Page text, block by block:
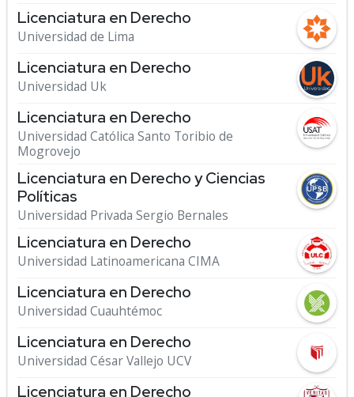
Licenciatura en Derecho
Universidad de Lima
Licenciatura en Derecho
Universidad Uk
Licenciatura en Derecho
Universidad Católica Santo Toribio de
Mogrovejo
Licenciatura en Derecho y Ciencias
Políticas
Universidad Privada Sergio Bernales
Licenciatura en Derecho
Universidad Latinoamericana CIMA
Licenciatura en Derecho
Universidad Cuauhtémoc
Licenciatura en Derecho
Universidad César Vallejo UCV
Licenciatura en Derecho